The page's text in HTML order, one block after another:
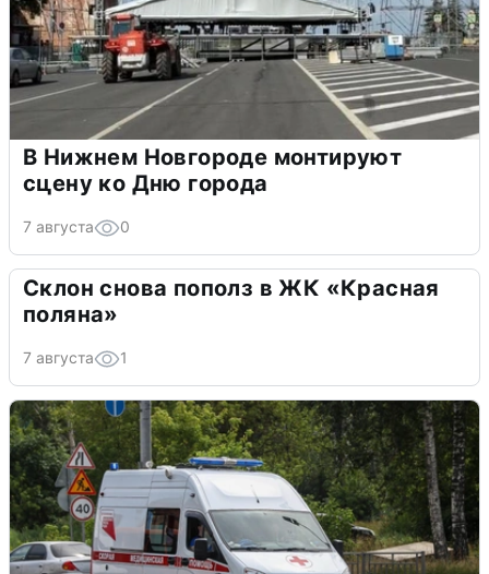
В Нижнем Новгороде монтируют
сцену ко Дню города
7 августа 0
Склон снова пополз в ЖК «Красная
поляна»
7 августа 1